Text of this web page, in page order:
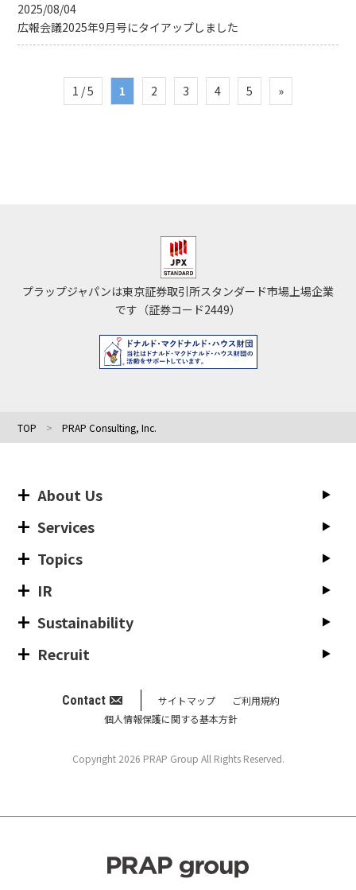
2025/08/04
広報会議2025年9月号にタイアップしました
1 / 5 1 2 3 4 5 »
プラップジャパンは東京証券取引所スタンダード市場上場企業
です（証券コード2449）
TOP PRAP Consulting, Inc.
About Us
Services
Topics
IR
Sustainability
Recruit
Contact サイトマップ
ご利用規約
個人情報保護に関する基本方針
Copyright 2026 PRAP Group All Rights Reserved.